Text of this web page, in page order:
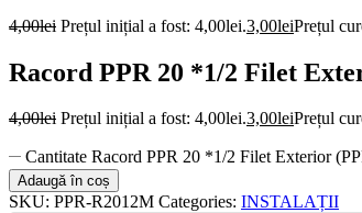
4,00lei Prețul inițial a fost: 4,00lei.3,00leiPrețul
Racord PPR 20 *1/2 Filet
4,00lei Prețul inițial a fost: 4,00lei.3,00leiPrețul
Cantitate Racord PPR 20 *1/2 Filet Exterior
Adaugă în coș
SKU: PPR-R2012M Categories: INSTALAȚII